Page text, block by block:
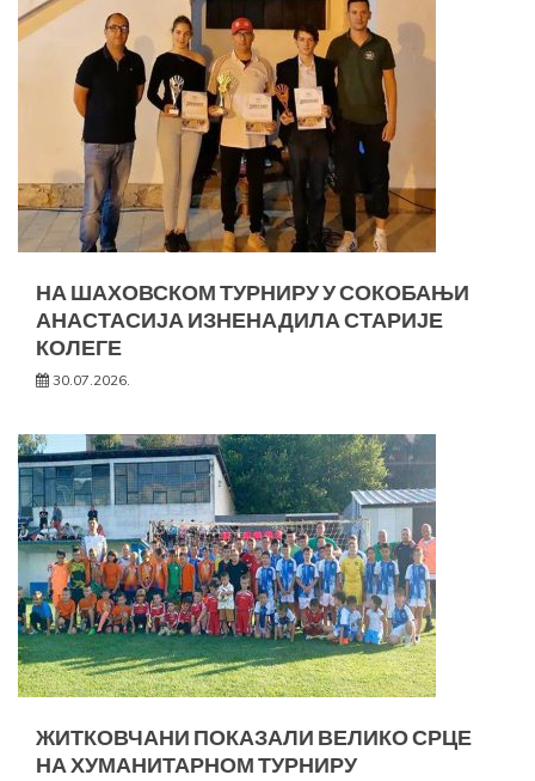
НА ШАХОВСКОМ ТУРНИРУ У СОКОБАЊИ
АНАСТАСИЈА ИЗНЕНАДИЛА СТАРИЈЕ
КОЛЕГЕ
30.07.2026.
ЖИТКОВЧАНИ ПОКАЗАЛИ ВЕЛИКО СРЦЕ
НА ХУМАНИТАРНОМ ТУРНИРУ